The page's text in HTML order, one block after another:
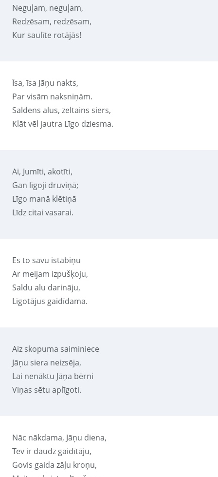
Neguļam, neguļam,
Redzēsam, redzēsam,
Kur saulīte rotājās!
Īsa, īsa Jāņu nakts,
Par visām naksniņām.
Saldens alus, zeltains siers,
Klāt vēl jautra Līgo dziesma.
Ai, Jumīti, akotīti,
Gan līgoji druviņā;
Līgo manā klētiņā
Līdz citai vasarai.
Es to savu istabiņu
Ar meijam izpušķoju,
Saldu alu darināju,
Līgotājus gaidīdama.
Aiz skopuma saiminiece
Jāņu siera neizsēja,
Lai nenāktu Jāņa bērni
Viņas sētu aplīgoti.
Nāc nākdama, Jāņu diena,
Tev ir daudz gaidītāju,
Govis gaida zāļu kroņu,